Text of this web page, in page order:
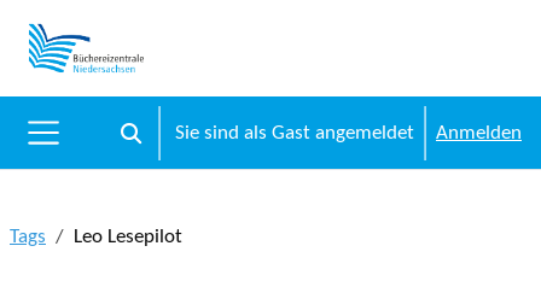
Website-Übersicht
Sucheingabe umschalten
Sie sind als Gast angemeldet Anmelden
Tags Leo Lesepilot